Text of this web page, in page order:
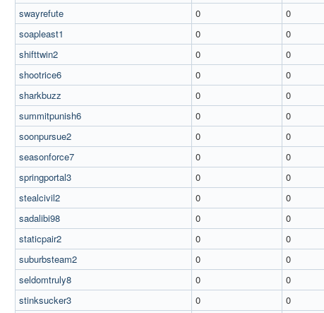
swayrefute
0 0
soapleast1
0 0
shifttwin2
0 0
shootrice6
0 0
sharkbuzz
0 0
summitpunish6
0 0
soonpursue2
0 0
seasonforce7
0 0
springportal3
0 0
stealcivil2
0 0
sadalibi98
0 0
staticpair2
0 0
suburbsteam2
0 0
seldomtruly8
0 0
stinksucker3
0 0